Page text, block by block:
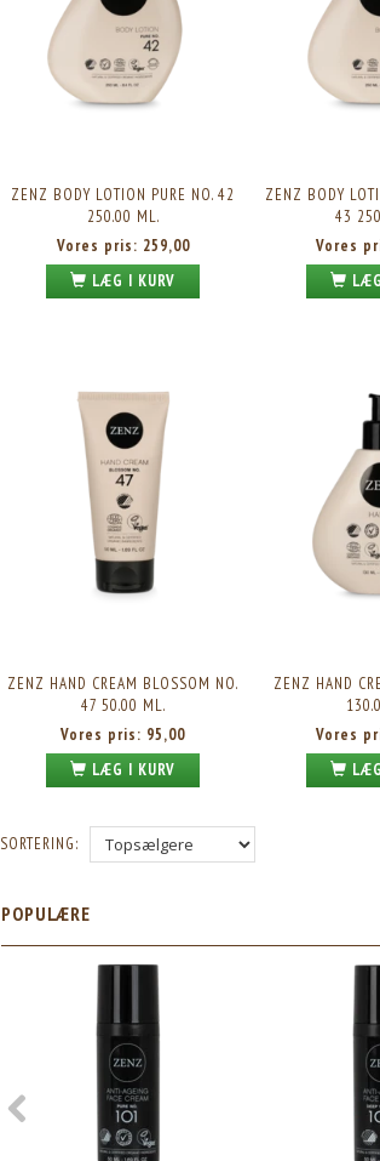
Vores pris:250,00
ZENZ BODY LOTION PURE NO. 42
250.00 ML.
Vores pris: 259,00
LÆG I KURV
ZENZ BODY
43
Vores
ZENZ HAND CREAM BLOSSOM NO.
47 50.00 ML.
Vores pris: 95,00
LÆG I KURV
ZENZ HAND
Vores
SORTERING:
POPULÆRE